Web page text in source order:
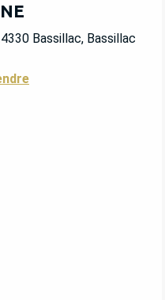
Bassillac, Bassillac